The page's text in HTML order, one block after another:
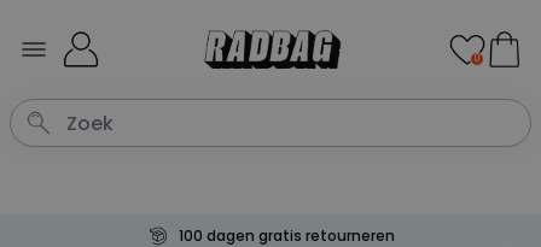
0
100 dagen gratis retourneren